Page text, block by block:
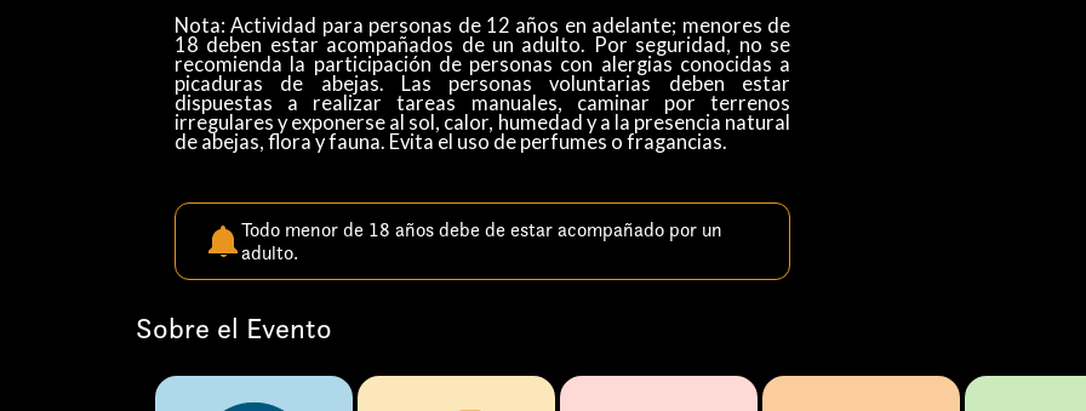
Nota: Actividad para personas de 12 años en adelante; menores de
18 deben estar acompañados de un adulto. Por seguridad, no se
recomienda la participación de personas con alergias conocidas a
picaduras de abejas. Las personas voluntarias deben estar
dispuestas a realizar tareas manuales, caminar por terrenos
irregulares y exponerse al sol, calor, humedad y a la presencia natural
de abejas, flora y fauna. Evita el uso de perfumes o fragancias.
Todo menor de 18 años debe de estar acompañado por un
adulto.
Sobre el Evento